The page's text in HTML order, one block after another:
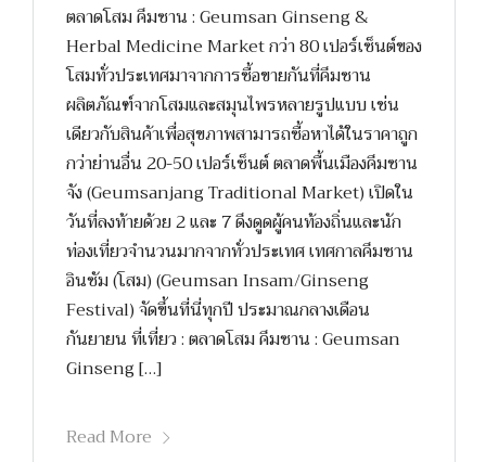
ตลาดโสม คึมซาน : Geumsan Ginseng &
Herbal Medicine Market กว่า 80 เปอร์เซ็นต์ของ
โสมทั่วประเทศมาจากการซื้อขายกันที่คึมซาน
ผลิตภัณฑ์จากโสมและสมุนไพรหลายรูปแบบ เช่น
เดียวกับสินค้าเพื่อสุขภาพสามารถซื้อหาได้ในราคาถูก
กว่าย่านอื่น 20-50 เปอร์เซ็นต์ ตลาดพื้นเมืองคึมซาน
จัง (Geumsanjang Traditional Market) เปิดใน
วันที่ลงท้ายด้วย 2 และ 7 ดึงดูดผู้คนท้องถิ่นและนัก
ท่องเที่ยวจำนวนมากจากทั่วประเทศ เทศกาลคึมซาน
อินซัม (โสม) (Geumsan Insam/Ginseng
Festival) จัดขึ้นที่นี่ทุกปี ประมาณกลางเดือน
กันยายน ที่เที่ยว : ตลาดโสม คึมซาน : Geumsan
Ginseng […]
Read More